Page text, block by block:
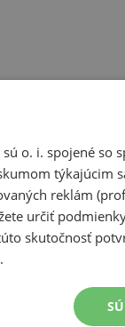
o. i. spojené so
týkajúcim
reklám
určiť
skutočnosť